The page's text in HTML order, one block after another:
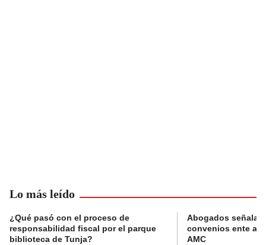
Lo más leído
¿Qué pasó con el proceso de
responsabilidad fiscal por el parque
biblioteca de Tunja?
Abogados
convenios ente
AMC